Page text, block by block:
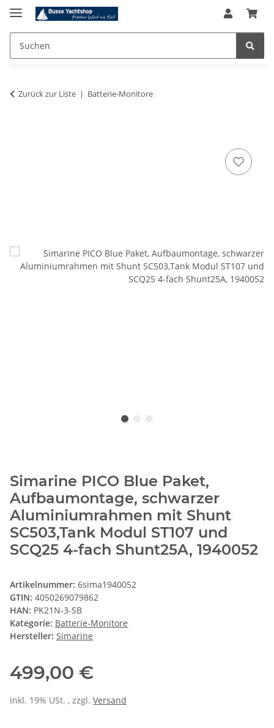
Zurück zur Liste Batterie-Monitore
Simarine PICO Blue Paket,
Aufbaumontage, schwarzer
Aluminiumrahmen mit Shunt
SC503,Tank Modul ST107 und
SCQ25 4-fach Shunt25A, 1940052
Artikelnummer: 6sima1940052
GTIN: 4050269079862
HAN: PK21N-3-SB
Kategorie: Batterie-Monitore
Hersteller: Simarine
499,00 €
inkl. 19% USt. , zzgl. Versand